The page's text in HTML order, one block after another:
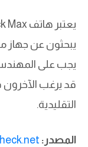
يبحثون عن جهاز
يجب على
قد يرغب الآخرون
التقليدية.
المصدر: